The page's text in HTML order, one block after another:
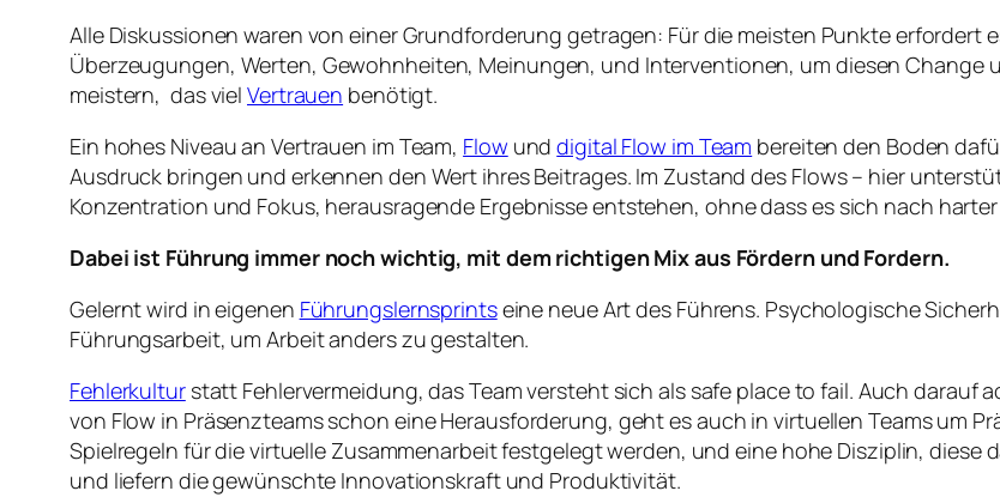
Alle Diskussionen waren von einer Grundforderung getragen: Für die meisten Punkte erfordert
Überzeugungen, Werten, Gewohnheiten, Meinungen, und Interventionen, um diesen Change
meistern, das viel Vertrauen benötigt.
Ein hohes Niveau an Vertrauen im Team, Flow unddigital Flow im Team bereiten den Boden
Ausdruck bringen und erkennen den Wert ihres Beitrages. Im Zustand des Flows – hier
Konzentration und Fokus, herausragende Ergebnisse entstehen, ohne dass es sich nach
Dabei ist Führung immer noch wichtig, mit dem richtigen Mix aus Fördern und Fordern.
Gelernt wird in eigenen Führungslernsprintseine neue Art des Führens. Psychologische
Führungsarbeit, um Arbeit anders zu gestalten.
Fehlerkulturstatt Fehlervermeidung, das Team versteht sich als safe place to fail. Auch darauf
von Flow in Präsenzteams schon eine Herausforderung, geht es auch in virtuellen Teams um
Spielregeln für die virtuelle Zusammenarbeit festgelegt werden, und eine hohe Disziplin,
und liefern die gewünschte Innovationskraft und Produktivität.